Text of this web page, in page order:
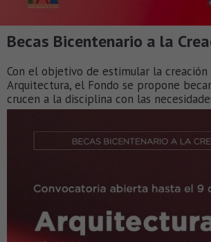
Becas Bicentenario a la
Con el objetivo de estimular la
Arquitectura, el Fondo se propone
crucen a la disciplina con las